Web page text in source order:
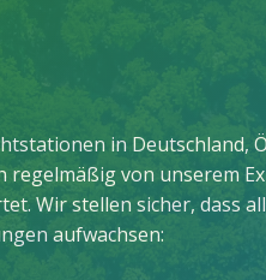
in Deutschland,
regelmäßig von unserem
Wir stellen sicher, dass
aufwachsen: